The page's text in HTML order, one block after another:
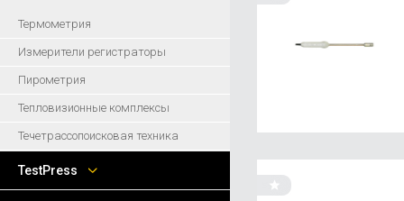
Термометрия
Измерители регистраторы
Пирометрия
Тепловизионные комплексы
Течетрассопоисковая техника
TestPress